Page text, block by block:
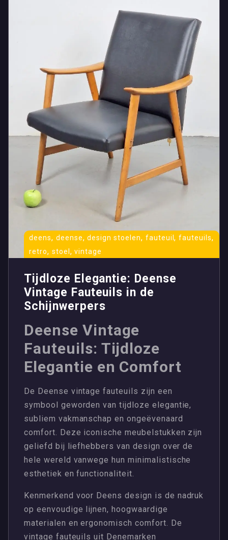
deens, deense,design stoelen, fauteuil,fauteuils,
retro, stoel,vintage
Tijdloze Elegantie: Deense
Vintage Fauteuils in de
Schijnwerpers
Deense Vintage
Fauteuils: Tijdloze
Elegantie en Comfort
De Deense vintage fauteuils zijn een
symbool geworden van tijdloze elegantie,
subliem vakmanschap en ongeëvenaard
comfort. Deze iconische meubelstukken zijn
geliefd bij liefhebbers van design over de
hele wereld vanwege hun minimalistische
esthetiek en functionaliteit.
Kenmerkend voor Deens design is de nadruk
op eenvoudige lijnen, hoogwaardige
materialen en ergonomisch comfort. De
vintage fauteuils uit Denemarken